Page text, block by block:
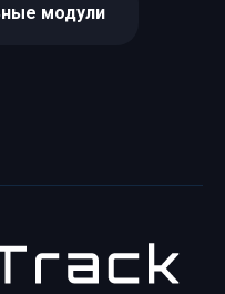
модули